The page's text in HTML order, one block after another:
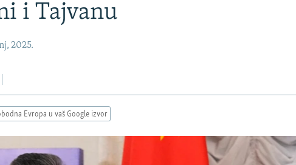
i Tajvanu
2025.
Evropa u vaš Google izvor